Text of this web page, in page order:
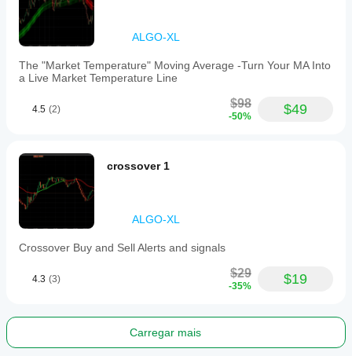
or
WAIT,
historical
marking
past
rejections,
indicator
various
timeframe
combinations
for
scalping,
and
across
ALGO-XL
The "Market Temperature" Moving Average -Turn Your MA Into
a Live Market Temperature Line
4.5 (2) $98
-50% $49
crossover 1
ALGO-XL
Crossover Buy and Sell Alerts and signals
4.3 (3) $29
-35% $19
Carregar mais